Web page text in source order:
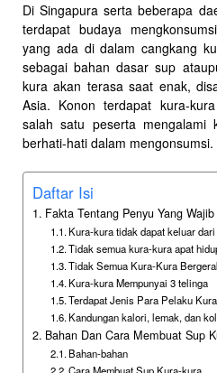
Di Singapura serta beberapa
terdapat budaya
yang ada di dalam cangkang
sebagai bahan dasar sup
kura akan terasa saat enak,
Asia. Konon terdapat kura-
salah satu peserta mengalami
berhati-hati dalam mengonsumsi.
Daftar Isi
Fakta Tentang Penyu Yang
Kura-kura tidak dapat keluar
Tidak semua kura-kura apat
Tidak Semua Kura-Kura
Kura-kura Mempunyai 3 telinga
Terdapat Jenis Para Pelaku
Kandungan kalori, lemak, dan
Bahan Dan Cara Membuat Sup
Bahan-bahan